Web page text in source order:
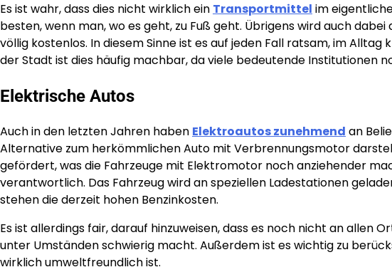
Es ist wahr, dass dies nicht wirklich ein Transportmittel im
besten, wenn man, wo es geht, zu Fuß geht. Übrigens wird auch
völlig kostenlos. In diesem Sinne ist es auf jeden Fall ratsam, im Alltag
der Stadt ist dies häufig machbar, da viele bedeutende Institutionen
Elektrische Autos
Auch in den letzten Jahren haben Elektroautos zunehmend an
Alternative zum herkömmlichen Auto mit Verbrennungsmotor
gefördert, was die Fahrzeuge mit Elektromotor noch anziehender
verantwortlich. Das Fahrzeug wird an speziellen Ladestationen
stehen die derzeit hohen Benzinkosten.
Es ist allerdings fair, darauf hinzuweisen, dass es noch nicht an allen
unter Umständen schwierig macht. Außerdem ist es wichtig zu
wirklich umweltfreundlich ist.